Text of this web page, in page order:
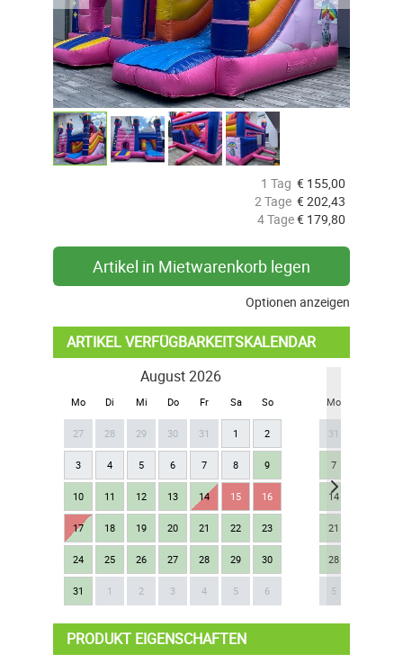
1 Tag € 155,00
2 Tage €202,43
4 Tage€ 179,80
Artikel in Mietwarenkorb legen
Optionen anzeigen
ARTIKEL VERFÜGBARKEITSKALENDAR
August 2026
Mo Di Mi Do Fr Sa So
27 28 29 30 31 1 2
3 4 5 6 7 8 9
10 11 12 13 14 15 16
17 18 19 20 21 22 23
24 25 26 27 28 29 30
31 1 2 3 4 5 6
Mo
31
7
14
21
28
5
Next
PRODUKT EIGENSCHAFTEN